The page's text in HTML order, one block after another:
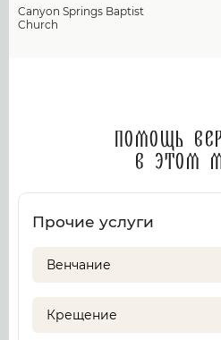
Canyon Springs Baptist
Church
Помощь
в этом
Прочие услуги
Венчание
Крещение